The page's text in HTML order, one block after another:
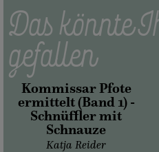
Das könnte
gefallen
Kommissar Pfote
ermittelt (Band 1) -
Schnüffler mit
Schnauze
Katja Reider